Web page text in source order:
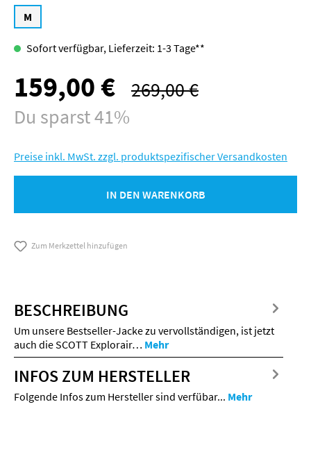
M
Sofort verfügbar, Lieferzeit: 1-3 Tage**
Verkaufspreis:
159,00 € Regulärer Preis:
269,00 €
Du sparst 41%
Preise inkl. MwSt. zzgl. produktspezifischer Versandkosten
IN DEN WARENKORB
Zum Merkzettel hinzufügen
BESCHREIBUNG
Um unsere Bestseller-Jacke zu vervollständigen, ist jetzt
auch die SCOTT Explorair… Mehr
INFOS ZUM HERSTELLER
Folgende Infos zum Hersteller sind verfübar... Mehr